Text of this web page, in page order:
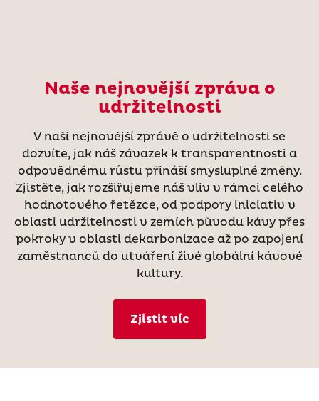
Naše nejnovější zpráva o
udržitelnosti
V naší nejnovější zprávě o udržitelnosti se
dozvíte, jak náš závazek k transparentnosti a
odpovědnému růstu přináší smysluplné změny.
Zjistěte, jak rozšiřujeme náš vliv v rámci celého
hodnotového řetězce, od podpory iniciativ v
oblasti udržitelnosti v zemích původu kávy přes
pokroky v oblasti dekarbonizace až po zapojení
zaměstnanců do utváření živé globální kávové
kultury.
Zjistit víc